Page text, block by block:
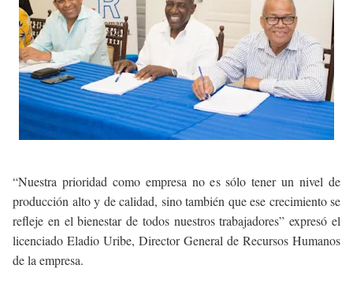
“Nuestra prioridad como empresa no es sólo tener un nivel de
producción alto y de calidad, sino también que ese crecimiento se
refleje en el bienestar de todos nuestros trabajadores” expresó el
licenciado Eladio Uribe, Director General de Recursos Humanos
de la empresa.